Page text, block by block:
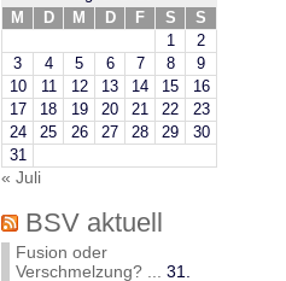
M
D M D F S
S
1
2
3
4 5 6 7 8
9
10
11 12 13 14 15
16
17
18 19 20 21 22
23
24
25 26 27 28 29
30
31
« Juli
BSV aktuell
Fusion oder
Verschmelzung? ...
31.